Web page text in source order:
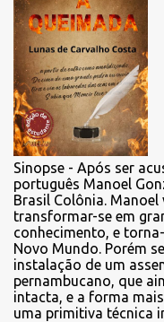
Sinopse - Após ser
português Manoel
Brasil Colônia.
transformar-se em
conhecimento, e
Novo Mundo. Porém
instalação de um
pernambucano, que
intacta, e a forma
uma primitiva técnica